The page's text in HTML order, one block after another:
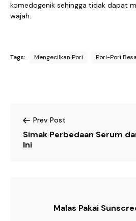
komedogenik sehingga tidak dapat
wajah.
Tags: Mengecilkan Pori Pori-Pori
Prev Post
Simak Perbedaan Serum
Ini
Malas Pakai